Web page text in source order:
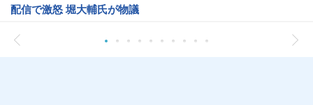
配信で激怒 堀大輔氏が物議